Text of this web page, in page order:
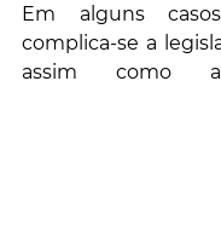
Em alguns
complica-se a
assim como